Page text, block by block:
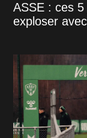
ASSE : ces
exploser